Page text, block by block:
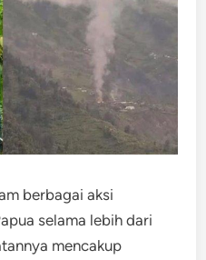
berbagai aksi
selama lebih dari
mencakup